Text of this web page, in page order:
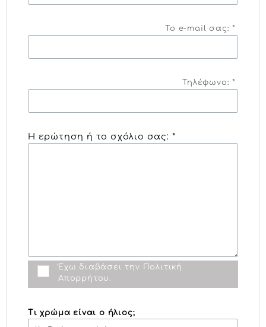
Το e-mail σας: *
Τηλέφωνο: *
Η ερώτηση ή το σχόλιο σας: *
Έχω διαβάσει την Πολιτική
Απορρήτου .
Τι χρώμα είναι ο ήλιος;